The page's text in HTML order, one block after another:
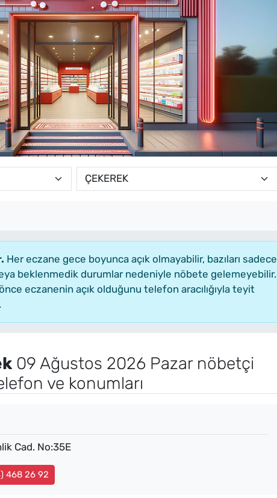
Her eczane gece boyunca açık olmayabilir, bazıları sadece
beklenmedik durumlar nedeniyle nöbete gelemeyebilir.
eczanenin açık olduğunu telefon aracılığıyla teyit
09 Ağustos 2026 Pazar nöbetçi
ve konumları
Cad. No:35E
468 26 92